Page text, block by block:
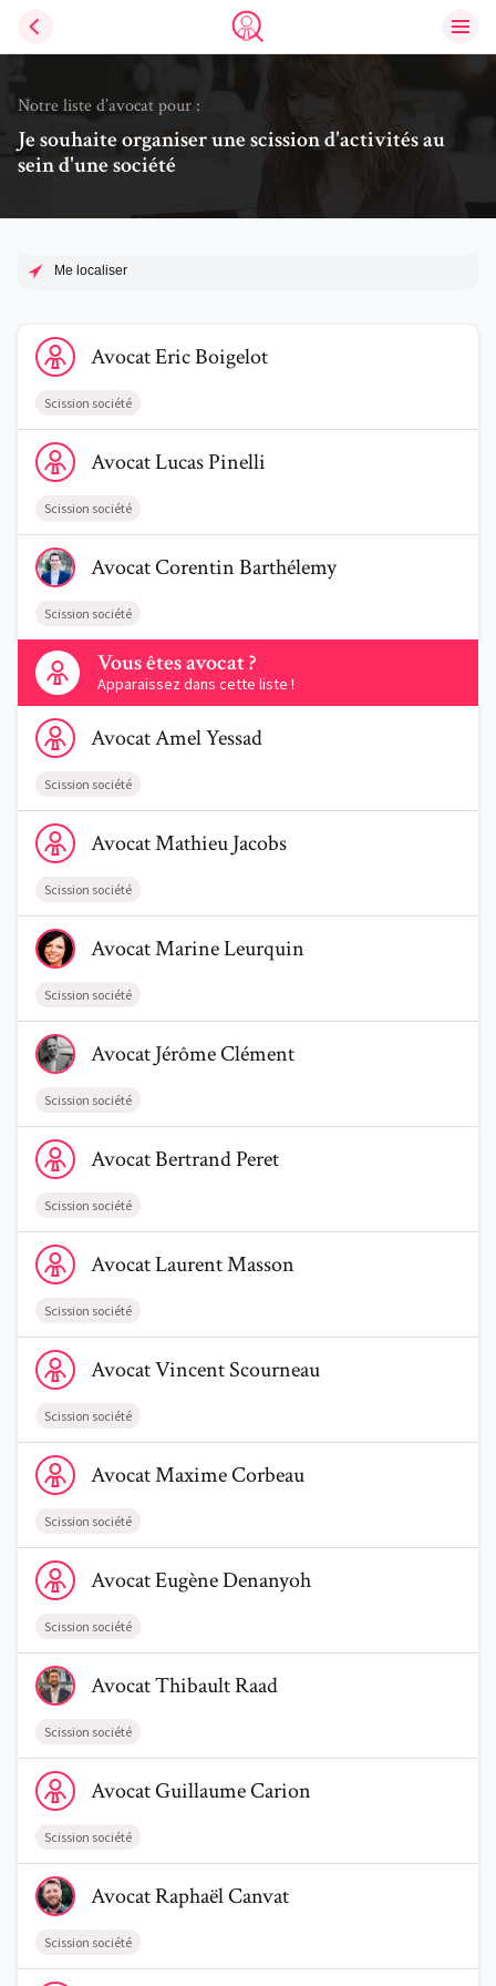
Trouve un avocat
Notre liste d’avocat pour :
Je souhaite organiser une scission d'activités au
sein d'une société
Me localiser
Voir le profil de AvocatEric Boigelot
AvocatEricBoigelot
Scission société
Voir le profil de AvocatLucas Pinelli
AvocatLucasPinelli
Scission société
Voir le profil de AvocatCorentin Barthélemy
AvocatCorentinBarthélemy
Scission société
Vous êtes avocat ?
Apparaissez dans cette liste !
Contactez-nous
Voir le profil de AvocatAmel Yessad
AvocatAmelYessad
Scission société
Voir le profil de AvocatMathieu Jacobs
AvocatMathieuJacobs
Scission société
Voir le profil de AvocatMarine Leurquin
AvocatMarineLeurquin
Scission société
Voir le profil de AvocatJérôme Clément
AvocatJérômeClément
Scission société
Voir le profil de AvocatBertrand Peret
AvocatBertrandPeret
Scission société
Voir le profil de AvocatLaurent Masson
AvocatLaurentMasson
Scission société
Voir le profil de AvocatVincent Scourneau
AvocatVincentScourneau
Scission société
Voir le profil de AvocatMaxime Corbeau
AvocatMaximeCorbeau
Scission société
Voir le profil de AvocatEugène Denanyoh
AvocatEugèneDenanyoh
Scission société
Voir le profil de AvocatThibault Raad
AvocatThibaultRaad
Scission société
Voir le profil de AvocatGuillaume Carion
AvocatGuillaumeCarion
Scission société
Voir le profil de AvocatRaphaël Canvat
AvocatRaphaëlCanvat
Scission société
Voir le profil de AvocatGentiane Baudoux